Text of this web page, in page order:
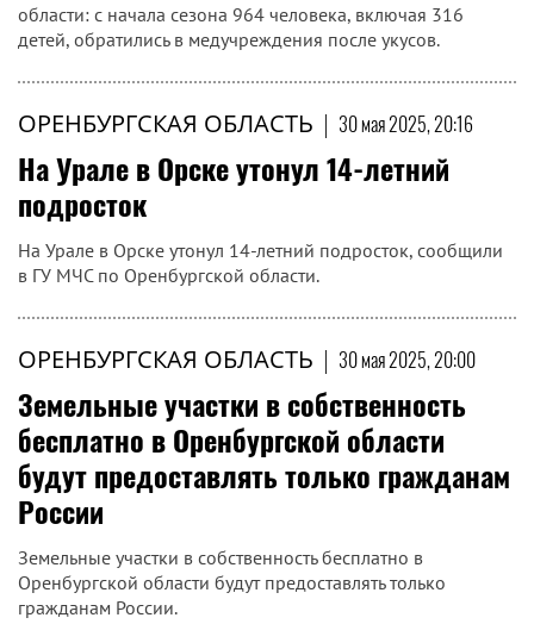
области: с начала сезона 964 человека, включая 316
детей, обратились в медучреждения после укусов.
ОРЕНБУРГСКАЯ ОБЛАСТЬ | 30 мая 2025, 20:16
На Урале в Орске утонул 14-летний
подросток
На Урале в Орске утонул 14-летний подросток, сообщили
в ГУ МЧС по Оренбургской области.
ОРЕНБУРГСКАЯ ОБЛАСТЬ | 30 мая 2025, 20:00
Земельные участки в собственность
бесплатно в Оренбургской области
будут предоставлять только гражданам
России
Земельные участки в собственность бесплатно в
Оренбургской области будут предоставлять только
гражданам России.